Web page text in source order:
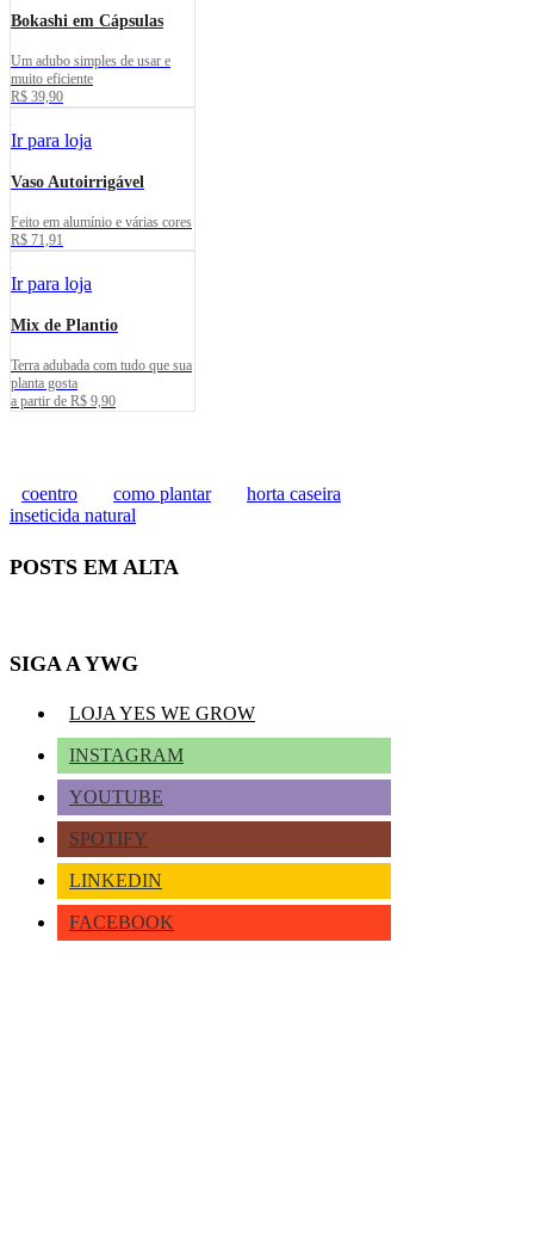
Bokashi em Cápsulas
Um adubo simples de usar e
muito eficiente
R$ 39,90
Ir para loja
Vaso Autoirrigável
Feito em alumínio e várias cores
R$ 71,91
Ir para loja
Mix de Plantio
Terra adubada com tudo que sua
planta gosta
a partir de R$ 9,90
coentro como plantar
horta caseira
inseticida natural
POSTS EM ALTA
SIGA A YWG
LOJA YES WE GROW
INSTAGRAM
YOUTUBE
SPOTIFY
LINKEDIN
FACEBOOK